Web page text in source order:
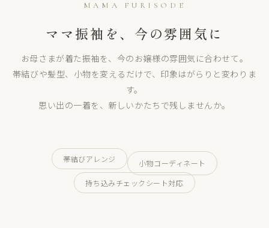
ママ振袖（持込振袖）
に。
MAMA FURISODE
ママ振袖を、今の雰囲気に
お母さまが着た振袖を、今のお嬢様の雰囲気に合わせて。
帯結びや髪型、小物を変えるだけで、印象はがらりと変わりま
す。
思い出の一着を、新しいかたちで残しませんか。
帯結びアレンジ
小物コーディネート
持ち込みチェックシート対応